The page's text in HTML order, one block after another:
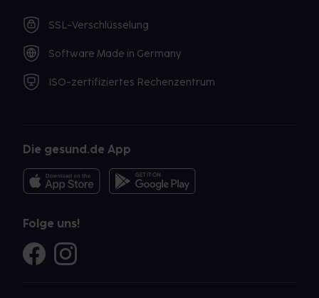
SSL-Verschlüsselung
Software Made in Germany
ISO-zertifiziertes Rechenzentrum
Die gesund.de App
Folge uns!